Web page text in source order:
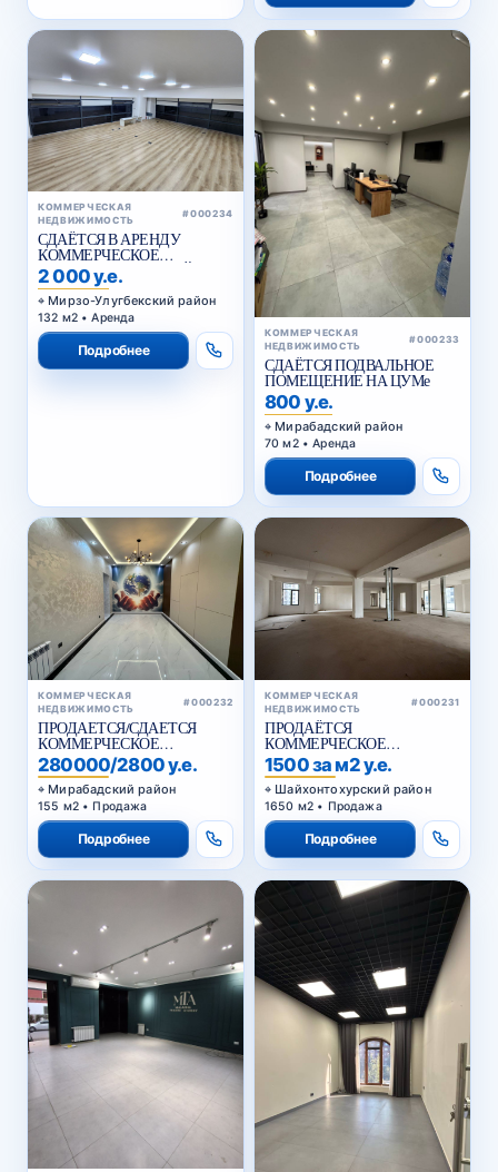
КОММЕРЧЕСКАЯ
НЕДВИЖИМОСТЬ
#000234
СДАЁТСЯ В АРЕНДУ
КОММЕРЧЕСКОЕ
ПОМЕЩЕНИЕ В АКАЙ
СИТИ
2 000 у.е.
Мирзо-Улугбекский район
132 м2 • Аренда
Подробнее
КОММЕРЧЕСКАЯ
НЕДВИЖИМОСТЬ
#000233
СДАЁТСЯ ПОДВАЛЬНОЕ
ПОМЕЩЕНИЕ НА ЦУМе
800 у.е.
Мирабадский район
70 м2 • Аренда
Подробнее
КОММЕРЧЕСКАЯ
НЕДВИЖИМОСТЬ
#000232
ПРОДАЕТСЯ/СДАЕТСЯ
КОММЕРЧЕСКОЕ
ПОМЕЩЕНИЕ НУКУССКАЯ
280000/2800 у.е.
Мирабадский район
155 м2 • Продажа
Подробнее
КОММЕРЧЕСКАЯ
НЕДВИЖИМОСТЬ
#000231
ПРОДАЁТСЯ
КОММЕРЧЕСКОЕ
ПОМЕЩЕНИЕ ВДОЛЬ
ДОРОГИ , КУКЧА
1500 за м2 у.е.
Шайхонтохурский район
1650 м2 • Продажа
Подробнее